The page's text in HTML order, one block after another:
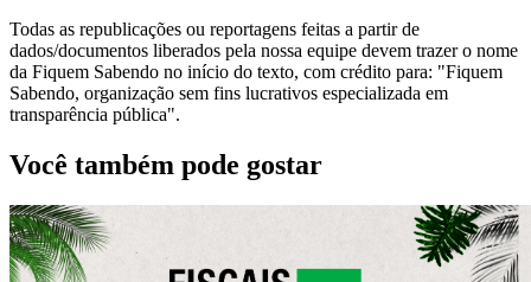
Todas as republicações ou reportagens feitas a partir de
dados/documentos liberados pela nossa equipe devem trazer o nome
da Fiquem Sabendo no início do texto, com crédito para: "Fiquem
Sabendo, organização sem fins lucrativos especializada em
transparência pública".
Você também pode gostar